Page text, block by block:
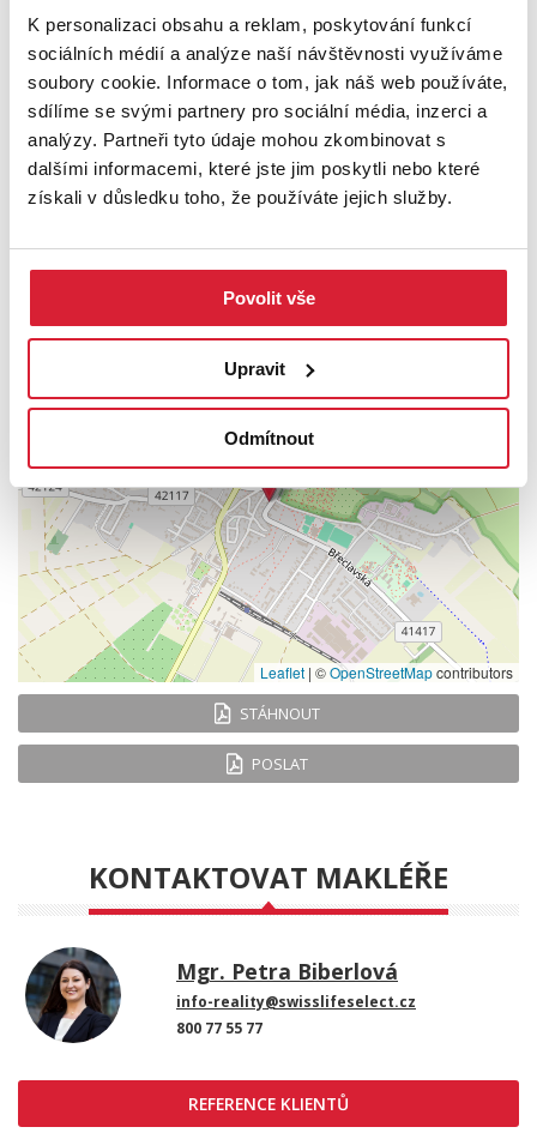
K personalizaci obsahu a reklam, poskytování funkcí
sociálních médií a analýze naší návštěvnosti využíváme
soubory cookie. Informace o tom, jak náš web používáte,
sdílíme se svými partnery pro sociální média, inzerci a
analýzy. Partneři tyto údaje mohou zkombinovat s
dalšími informacemi, které jste jim poskytli nebo které
získali v důsledku toho, že používáte jejich služby.
Povolit vše
Upravit
Odmítnout
Přesvědčte se o vzácnosti tohoto domu sami na osobní
prohlídce! V případě více zájemců o nemovitost, si majitel
vyhrazuje právo prodat nemovitost zájemci s nejvyšší nabídkou.
PODROBNOSTI
−
Leaflet | ©OpenStreetMapcontributors
STÁHNOUT
POSLAT
KONTAKTOVAT MAKLÉŘE
Mgr. Petra Biberlová
info-reality@swisslifeselect.cz
800 77 55 77
REFERENCE KLIENTŮ